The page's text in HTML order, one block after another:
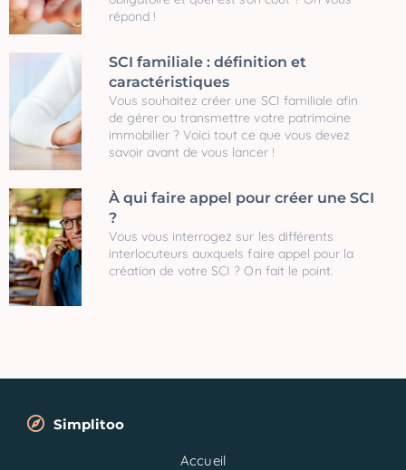
répond !
SCI familiale : définition et
caractéristiques
Vous souhaitez créer une SCI familiale afin
de gérer ou transmettre votre patrimoine
immobilier ? Voici tout ce que vous devez
savoir avant de vous lancer !
À qui faire appel pour créer une SCI
?
Vous vous interrogez sur les différents
interlocuteurs auxquels faire appel pour la
création de votre SCI ? On fait le point.
Simplitoo
Accueil